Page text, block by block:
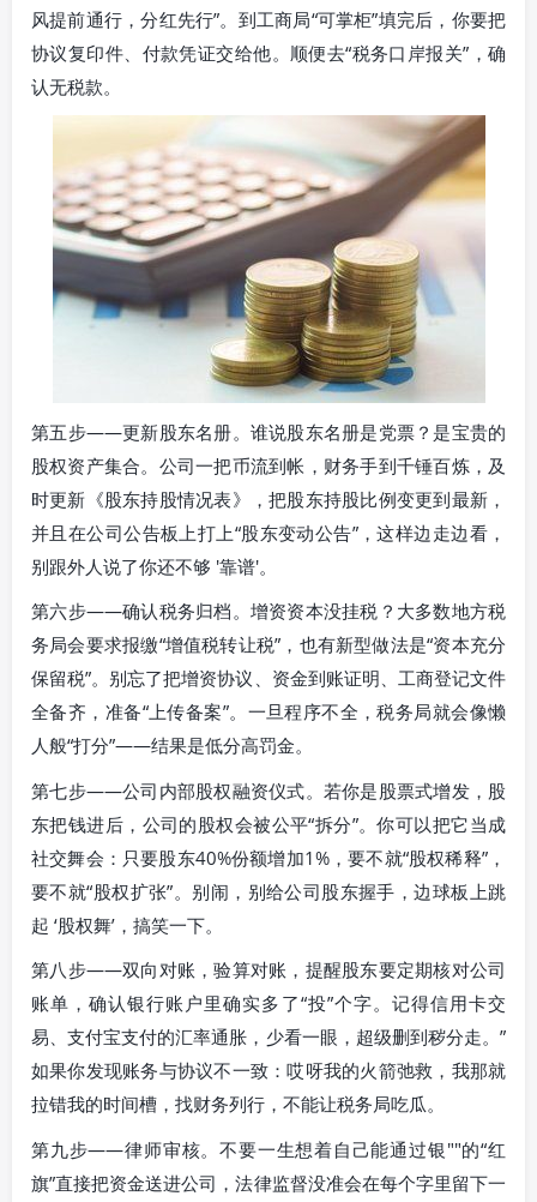
风提前通行，分红先行”。到工商局“可掌柜”填完后，你要把
协议复印件、付款凭证交给他。顺便去“税务口岸报关”，确
认无税款。
第五步——更新股东名册。谁说股东名册是党票？是宝贵的
股权资产集合。公司一把币流到帐，财务手到千锤百炼，及
时更新《股东持股情况表》，把股东持股比例变更到最新，
并且在公司公告板上打上“股东变动公告”，这样边走边看，
别跟外人说了你还不够 '靠谱'。
第六步——确认税务归档。增资资本没挂税？大多数地方税
务局会要求报缴“增值税转让税”，也有新型做法是“资本充分
保留税”。别忘了把增资协议、资金到账证明、工商登记文件
全备齐，准备“上传备案”。一旦程序不全，税务局就会像懒
人般“打分”——结果是低分高罚金。
第七步——公司内部股权融资仪式。若你是股票式增发，股
东把钱进后，公司的股权会被公平“拆分”。你可以把它当成
社交舞会：只要股东40%份额增加1%，要不就“股权稀释”，
要不就“股权扩张”。别闹，别给公司股东握手，边球板上跳
起 ‘股权舞’，搞笑一下。
第八步——双向对账，验算对账，提醒股东要定期核对公司
账单，确认银行账户里确实多了“投”个字。记得信用卡交
易、支付宝支付的汇率通胀，少看一眼，超级删到秽分走。”
如果你发现账务与协议不一致：哎呀我的火箭弛救，我那就
拉错我的时间槽，找财务列行，不能让税务局吃瓜。
第九步——律师审核。不要一生想着自己能通过银""的“红
旗”直接把资金送进公司，法律监督没准会在每个字里留下一